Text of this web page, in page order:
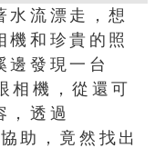
水流漂走，想
機和珍貴的照
邊發現一台
機，從還可
，透過
助，竟然找出